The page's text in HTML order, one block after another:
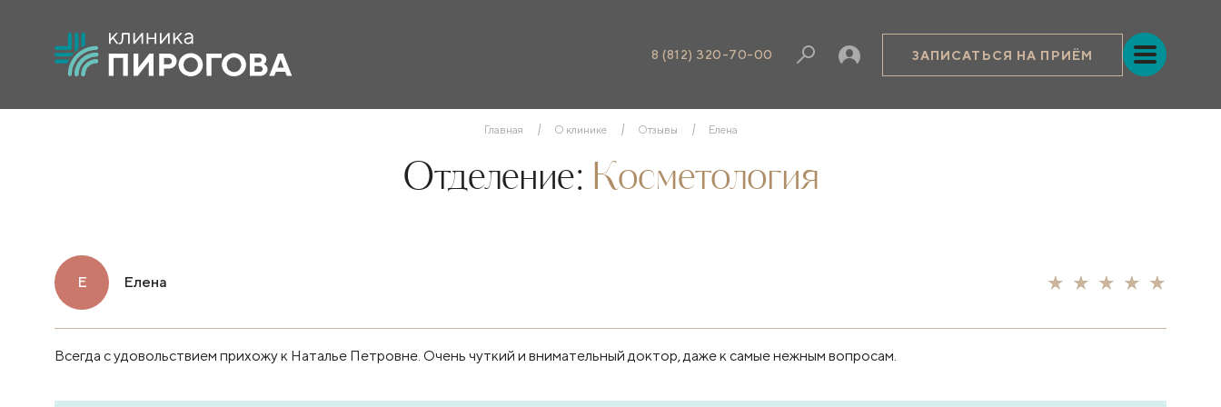
8 (812) 320-70-00 ЗАПИСАТЬСЯ НА ПРИЁМ
Главная О клинике Отзывы Елена
Отделение: Косметология
Е Елена
Всегда с удовольствием прихожу к Наталье Петровне. Очень чуткий и внимательный доктор, даже к самые нежным вопросам.